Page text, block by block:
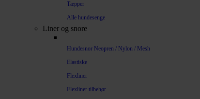
Tæpper
Alle hundesenge
Liner og snore
Hundesnor Neopren / Nylon / Mesh
Elastiske
Flexliner
Flexliner tilbehør